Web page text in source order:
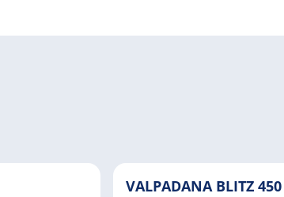
VALPADANA BLITZ